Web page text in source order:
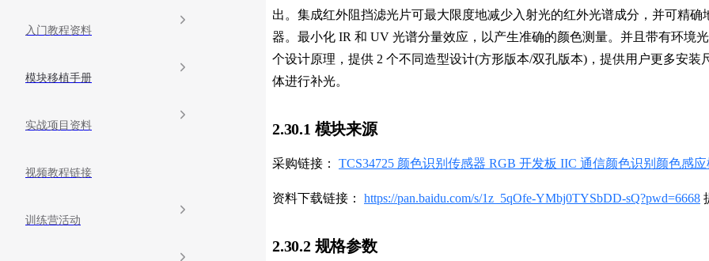
入门教程资料
模块移植手册
实战项目资料
视频教程链接
训练营活动
出。集成红外阻挡滤光片可最大限度地减少入射光的红外光谱成分，并可精
器。最小化 IR 和 UV 光谱分量效应，以产生准确的颜色测量。并且带有环境
个设计原理，提供 2 个不同造型设计(方形版本/双孔版本)，提供用户更多安
体进行补光。
2.30.1 模块来源
采购链接： TCS34725 颜色识别传感器 RGB 开发板 IIC 通信颜色识别颜色感
资料下载链接： https://pan.baidu.com/s/1z_5qOfe-YMbj0TYSbDD-sQ?pwd=6668
2.30.2 规格参数